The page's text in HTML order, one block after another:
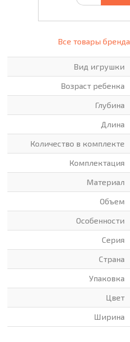
Все товары бренда
Вид игрушки
Возраст ребенка
Глубина
Длина
Количество в комплекте
Комплектация
Материал
Объем
Особенности
Серия
Страна
Упаковка
Цвет
Ширина